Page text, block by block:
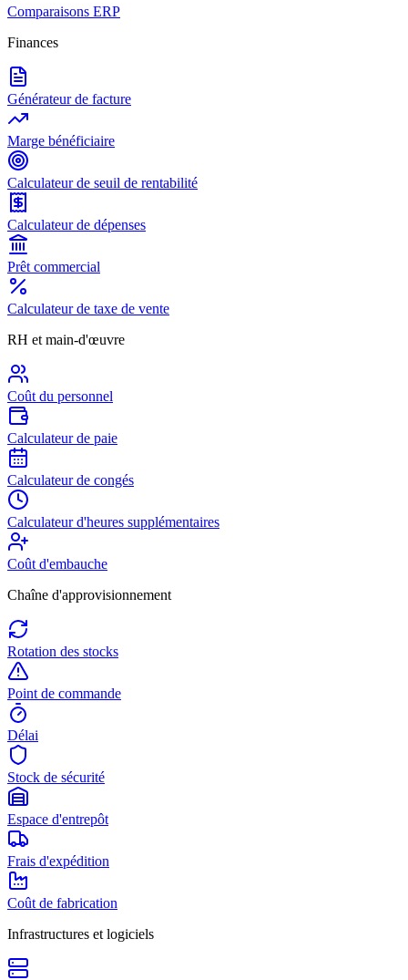
Comparaisons ERP
Finances
Générateur de facture
Marge bénéficiaire
Calculateur de seuil de rentabilité
Calculateur de dépenses
Prêt commercial
Calculateur de taxe de vente
RH et main-d'œuvre
Coût du personnel
Calculateur de paie
Calculateur de congés
Calculateur d'heures supplémentaires
Coût d'embauche
Chaîne d'approvisionnement
Rotation des stocks
Point de commande
Délai
Stock de sécurité
Espace d'entrepôt
Frais d'expédition
Coût de fabrication
Infrastructures et logiciels